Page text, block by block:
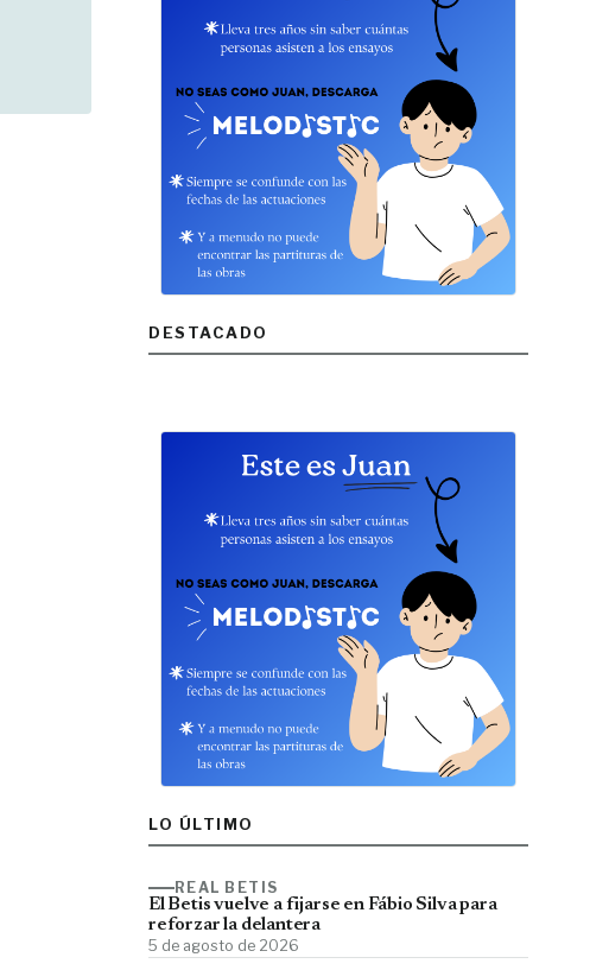
DESTACADO
LO ÚLTIMO
REAL BETIS
El Betis vuelve a fijarse en Fábio Silva para
reforzar la delantera
5 de agosto de 2026